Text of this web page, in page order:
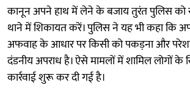
कानून अपने हाथ में लेने के बजाय तुरंत पुलिस को
थाने में शिकायत करें। पुलिस ने यह भी कहा कि
अफवाह के आधार पर किसी को पकड़ना और
दंडनीय अपराध है। ऐसे मामलों में शामिल लोगों
कार्रवाई शुरू कर दी गई है।